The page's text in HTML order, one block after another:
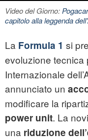
Video del Giorno:
capitolo alla leggenda
La Formula 1 si
evoluzione tecnica
Internazionale
annunciato un
modificare la
power unit. La
una riduzione